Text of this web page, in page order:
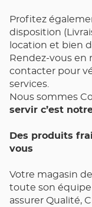
Profitez
disposition
location et bien
Rendez-vous en
contacter pour
services.
Nous sommes
servir c’est
Des produits
vous
Votre magasin
toute son
assurer Qualité,